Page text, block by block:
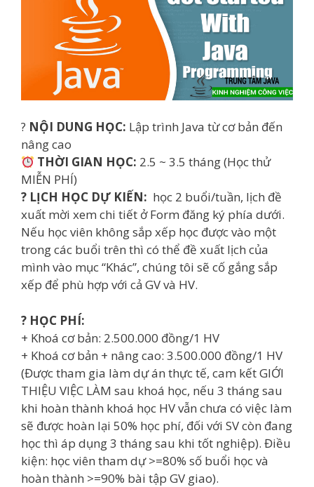
? NỘI DUNG HỌC: Lập trình Java từ cơ bản đến
nâng cao
THỜI GIAN HỌC: 2.5 ~ 3.5 tháng (Học thử
MIỄN PHÍ)
? LỊCH HỌC DỰ KIẾN: học 2 buổi/tuần, lịch đề
xuất mời xem chi tiết ở Form đăng ký phía dưới.
Nếu học viên không sắp xếp học được vào một
trong các buổi trên thì có thể đề xuất lịch của
mình vào mục “Khác”, chúng tôi sẽ cố gắng sắp
xếp để phù hợp với cả GV và HV.
? HỌC PHÍ:
+ Khoá cơ bản: 2.500.000 đồng/1 HV
+ Khoá cơ bản + nâng cao: 3.500.000 đồng/1 HV
(Được tham gia làm dự án thực tế, cam kết GIỚI
THIỆU VIỆC LÀM sau khoá học, nếu 3 tháng sau
khi hoàn thành khoá học HV vẫn chưa có việc làm
sẽ được hoàn lại 50% học phí, đối với SV còn đang
học thì áp dụng 3 tháng sau khi tốt nghiệp). Điều
kiện: học viên tham dự >=80% số buổi học và
hoàn thành >=90% bài tập GV giao).